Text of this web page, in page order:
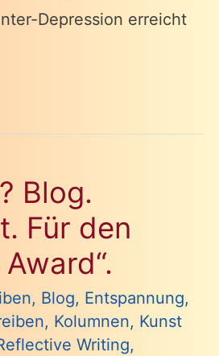
Depression erreicht
Blog.
Für den
, Blog, Entspannung,
, Kolumnen, Kunst
Writing,